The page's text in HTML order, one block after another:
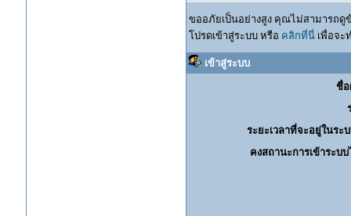
ขออภัยเป็นอย่างสูง คุณไม่สามารถ
โปรดเข้าสู่ระบบ หรือ คลิกที่นี่เพื่อจะ
เข้าสู่ระบบ
ชื่อ
ระยะเวลาที่จะอยู่ในระ
คงสถานะการเข้าระบ